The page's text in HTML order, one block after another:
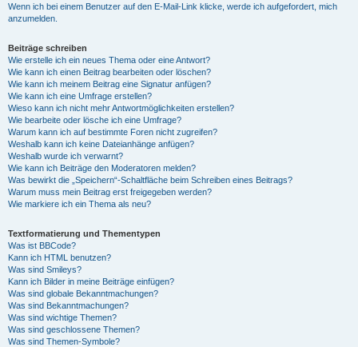
Wenn ich bei einem Benutzer auf den E-Mail-Link klicke, werde ich aufgefordert, mich
anzumelden.
Beiträge schreiben
Wie erstelle ich ein neues Thema oder eine Antwort?
Wie kann ich einen Beitrag bearbeiten oder löschen?
Wie kann ich meinem Beitrag eine Signatur anfügen?
Wie kann ich eine Umfrage erstellen?
Wieso kann ich nicht mehr Antwortmöglichkeiten erstellen?
Wie bearbeite oder lösche ich eine Umfrage?
Warum kann ich auf bestimmte Foren nicht zugreifen?
Weshalb kann ich keine Dateianhänge anfügen?
Weshalb wurde ich verwarnt?
Wie kann ich Beiträge den Moderatoren melden?
Was bewirkt die „Speichern“-Schaltfläche beim Schreiben eines Beitrags?
Warum muss mein Beitrag erst freigegeben werden?
Wie markiere ich ein Thema als neu?
Textformatierung und Thementypen
Was ist BBCode?
Kann ich HTML benutzen?
Was sind Smileys?
Kann ich Bilder in meine Beiträge einfügen?
Was sind globale Bekanntmachungen?
Was sind Bekanntmachungen?
Was sind wichtige Themen?
Was sind geschlossene Themen?
Was sind Themen-Symbole?